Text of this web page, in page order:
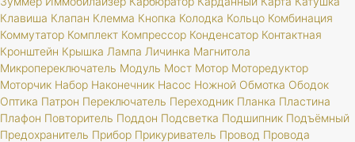
Клавиша Клапан Клемма Кнопка Колодка Кольцо Комбинация
Коммутатор Комплект Компрессор Конденсатор Контактная
Кронштейн Крышка Лампа Личинка Магнитола
Микропереключатель Модуль Мост Мотор Моторедуктор
Моторчик Набор Наконечник Насос Ножной Обмотка Ободок
Оптика Патрон Переключатель Переходник Планка Пластина
Плафон Повторитель Поддон Подсветка Подшипник Подъёмный
Предохранитель Прибор Прикуриватель Провод Провода